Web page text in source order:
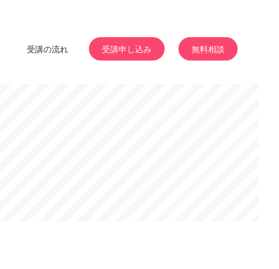
受講の流れ 受講申し込み 無料相談